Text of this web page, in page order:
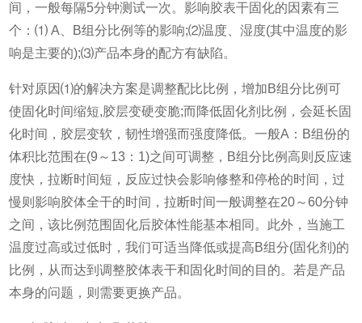
间，一般每隔5分钟测试一次。影响胶表干固化的因素有三
个：⑴ A、B组分比例等的影响;⑵温度、湿度(其中温度的影
响是主要的);⑶产品本身的配方有缺陷。
针对原因⑴的解决方案是调整配比比例，增加B组分比例可
使固化时间缩短,胶层变硬变脆;而降低固化剂比例，会延长固
化时间，胶层变软，韧性增强而强度降低。一般A：B组份的
体积比范围在(9～13：1)之间可调整，B组分比例高则反应速
度快，拉断时间短，反应过快会影响修整和停枪的时间，过
慢则影响胶体全干的时间，拉断时间一般调整在20～60分钟
之间，该比例范围固化后胶体性能基本相同。此外，当施工
温度过高或过低时，我们可适当降低或提高B组分(固化剂)的
比例，从而达到调整胶体表干和固化时间的目的。若是产品
本身的问题，则需要更换产品。